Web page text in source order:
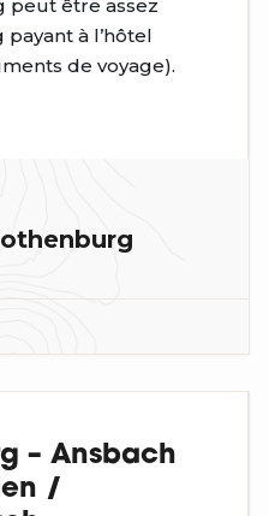
peut être assez
à l’hôtel
de voyage).
– Ansbach
/